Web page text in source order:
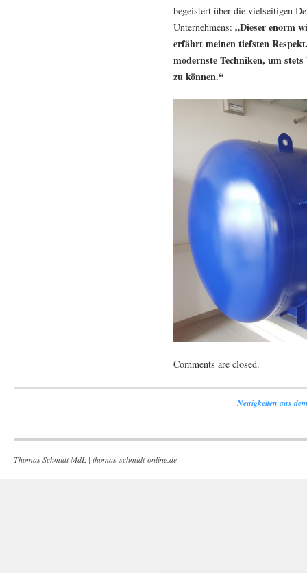
begeistert über die vielseitigen
Unternehmens:„Dieser enorm
erfährt meinen tiefsten
modernste Techniken, um
zu können.“
Comments are closed.
Neuigkeiten aus
Thomas Schmidt MdL | thomas-schmidt-online.de